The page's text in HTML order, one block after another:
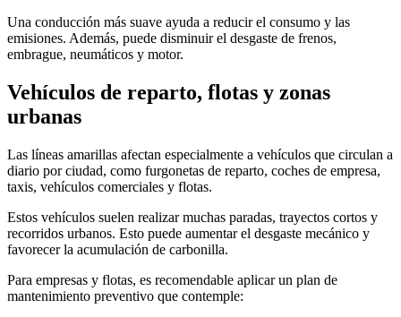
Una conducción más suave ayuda a reducir el consumo y las
emisiones. Además, puede disminuir el desgaste de frenos,
embrague, neumáticos y motor.
Vehículos de reparto, flotas y zonas
urbanas
Las líneas amarillas afectan especialmente a vehículos que circulan a
diario por ciudad, como furgonetas de reparto, coches de empresa,
taxis, vehículos comerciales y flotas.
Estos vehículos suelen realizar muchas paradas, trayectos cortos y
recorridos urbanos. Esto puede aumentar el desgaste mecánico y
favorecer la acumulación de carbonilla.
Para empresas y flotas, es recomendable aplicar un plan de
mantenimiento preventivo que contemple: